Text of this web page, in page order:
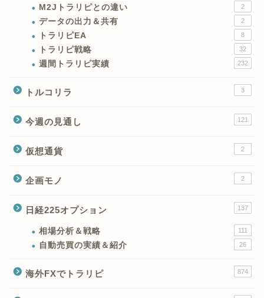
M2Jトラリピとの違い 2
データの出力＆共有 2
トラリピEA 8
トラリピ戦略 32
週間トラリピ実績 232
トルコリラ 3
今週の見通し 121
仮想通貨 2
企画モノ 2
日経225オプション 137
相場分析＆戦略 111
自動売買の実績＆紹介 26
海外FXでトラリピ 874